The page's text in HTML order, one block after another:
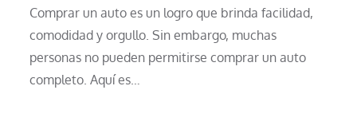
Comprar un auto es un logro que brinda facilidad,
comodidad y orgullo. Sin embargo, muchas
personas no pueden permitirse comprar un auto
completo. Aquí es…